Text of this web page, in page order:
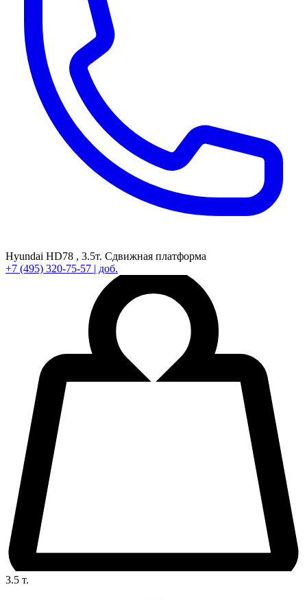
Hyundai HD78 , 3.5т. Сдвижная платформа
+7 (495) 320-75-57 | доб.
3.5 т.